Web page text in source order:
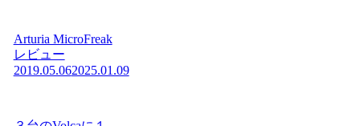
Arturia MicroFreak
レビュー
2019.05.062025.01.09